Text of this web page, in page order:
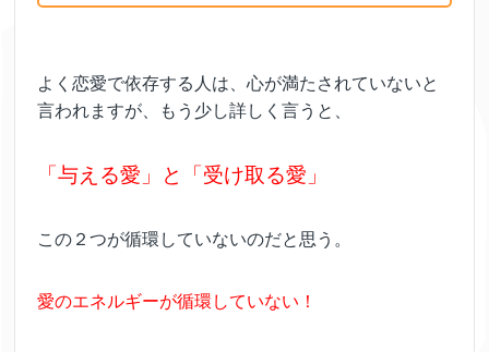
よく恋愛で依存する人は、心が満たされていないと
言われますが、もう少し詳しく言うと、
「与える愛」と「受け取る愛」
この２つが循環していないのだと思う。
愛のエネルギーが循環していない！